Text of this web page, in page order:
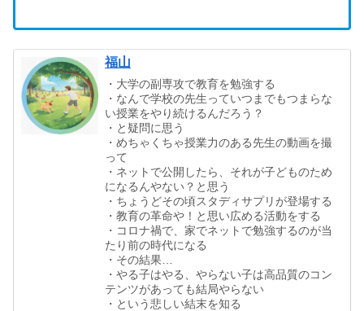
福山
・大学の副専攻で教育を勉強する
・なんで学校の先生っていつまでもつまらな
い授業をやり続けるんだろう？
・と疑問に思う
・めちゃくちゃ授業力のある先生の動画を撮
って
・ネットで公開したら、それが子どものため
になるんやない？と思う
・ちょうどその頃スタディサプリが登場する
・教育の革命や！と思い広める活動をする
・コロナ禍で、家でネットで勉強するのが当
たり前の時代になる
・その結果…
・やる子はやる、やらない子は高品質のコン
テンツがあっても結局やらない
・という悲しい結末を知る